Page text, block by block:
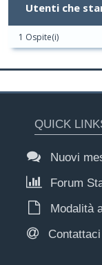
Utenti che
1 Ospite(i)
QUICK
Nuovi
Forum
Modalità
Contattaci